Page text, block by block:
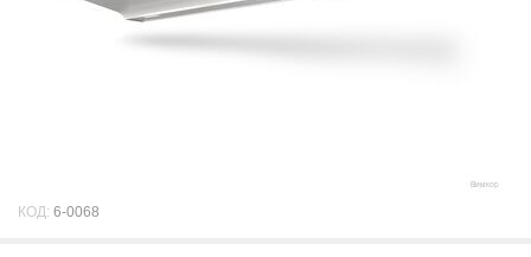
КОД: 6-0068